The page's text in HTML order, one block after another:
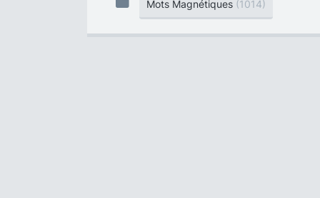
Mots Magnétiques (1014)